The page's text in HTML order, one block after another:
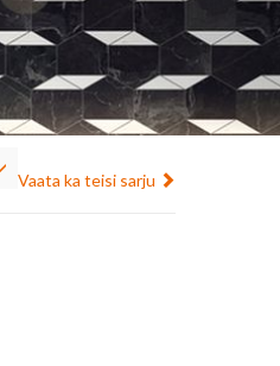
Vaata ka teisi sarju